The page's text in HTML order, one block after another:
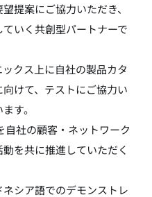
提案にご協力いただき、
いく共創型パートナーで
クス上に自社の製品カタ
けて、テストにご協力い
す。
社の顧客・ネットワーク
を共に推進していただく
シア語でのデモンストレ